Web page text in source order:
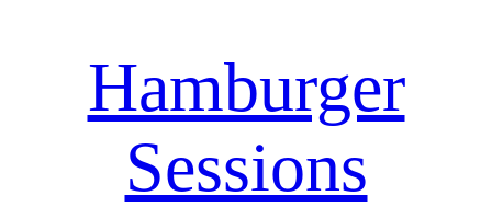
Hamburger
Sessions